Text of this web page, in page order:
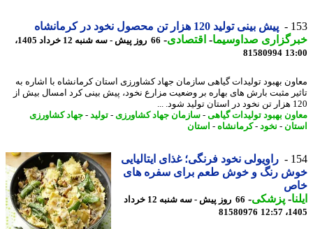
پیش بینی تولید 120 هزار تن محصول نخود در کرمانشاه
صداوسیما-اقتصادی-
66 روز پیش - سه شنبه 12 خرداد 1405،
81580994
بهبود تولیدات گیاهی سازمان جهاد کشاورزی استان کرمانشاه با اشاره به
مثبت بارش های بهاره بر وضعیت مزارع نخود، پیش بینی کرد امسال بیش از
بهبود تولیدات گیاهی-سازمان جهاد کشاورزی- تولید-جهاد کشاورزی
-نخود -کرمانشاه-استان
راویولی نخود فرنگی؛ غذای ایتالیایی
رنگ و خوش طعم برای سفره های
-پزشکی-
66 روز پیش - سه شنبه 12 خرداد
81580976